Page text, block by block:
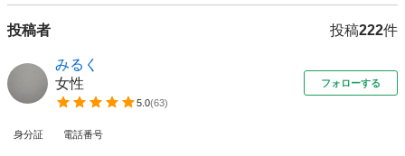
投稿者 投稿222件
みるく
女性
5.0(63)
フォローする
身分証 電話番号